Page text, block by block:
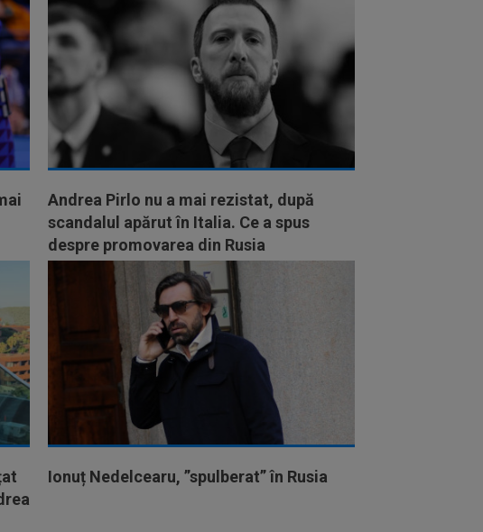
Andrea Pirlo nu a mai rezistat, după
scandalul apărut în Italia. Ce a spus
despre promovarea din Rusia
Ionuț Nedelcearu, ”spulberat” în Rusia